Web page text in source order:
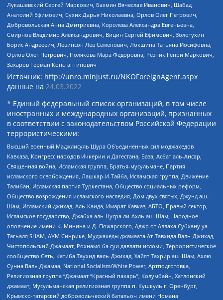
Лукашевский Сергей Маркович, Бахмин Вячеслав Иванович, Шабад
Анатолий Ефимович, Сухих Дарья Николаевна, Орлов Олег Петрович,
Добровольская Анна Дмитриевна, Королева Александра Евгеньевна,
Смирнов Владимир Александрович, Вицин Сергей Ефимович, Золотухин
Борис Андреевич, Левинсон Лев Семенович, Локшина Татьяна Иосифовна,
Орлов Олег Петрович, Полякова Мара Федоровна, Резник Генри Маркович,
Захаров Герман Константинович
Источник: http://unro.minjust.ru/NKOForeignAgent.aspx
данные на 24.03.2022
* Единый федеральный список организаций, в том числе
иностранных и международных организаций, признанных
в соответствии с законодательством Российской Федерации
террористическими:
Высший военный Маджлисуль Шура Объединенных сил моджахедов
Кавказа, Конгресс народов Ичкерии и Дагестана, База, Асбат аль-Ансар,
Священная война, Исламская группа, Братья-мусульмане, Партия
исламского освобождения, Лашкар-И-Тайба, Исламская группа, Движение
Талибан, Исламская партия Туркестана, Общество социальных реформ,
Общество возрождения исламского наследия, Дом двух святых, Джунд аш-
Шам, Исламский джихад, Аль-Каида, Имарат Кавказ, АБТО, Правый сектор,
Исламское государство, Джабха аль-Нусра ли-Ахль аш-Шам, Народное
ополчение имени К. Минина и Д. Пожарского, Аджр от Аллаха Субхану уа
Тагьаля SHAM, АУМ Синрике, Муджахеды джамаата Ат-Тавхида Валь-Джихад,
Чистопольский Джамаат, Рохнамо ба суи давлати исломи, Террористическое
сообщество Сеть, Катиба Таухид валь-Джихад, Хайят Тахрир аш-Шам, Ахлю
Сунна Валь Джамаа, National Socialism/White Power, Артподготовка,
Религиозная группа “Джамаат “Красный пахарь”, Колумбайн, Хатлонский
джамаат, Мусульманская религиозная группа п. Кушкуль г. Оренбург,
Крымско-татарский добровольческий батальон имени Номана